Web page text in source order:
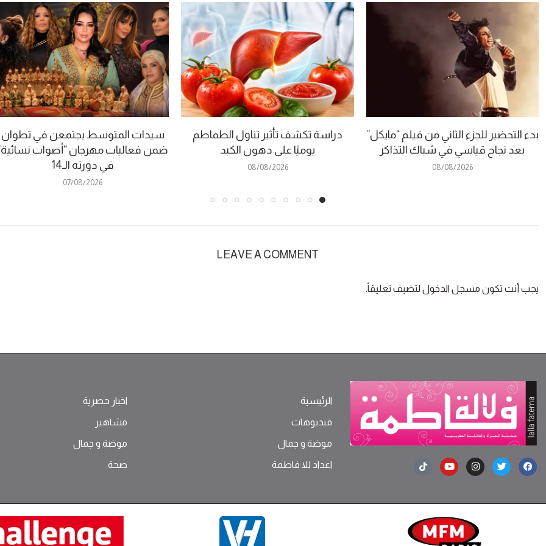
بدء التحضير للجزء الثاني من فيلم “مايكل”
بعد نجاح قياسي في شباك التذاكر
08/08/2026
دراسة تكشف تأثير تناول الطماطم
يوميًا على دهون الكبد
08/08/2026
سيدات المتوسط يجتمعن في تطوان
ضمن فعاليات مهرجان “أصوات
في دورته الـ14
07/08/2026
LEAVE A COMMENT
يجب أنت تكون مسجل الدخول لتضيف تعليقاً.
الرئيسية
فيديوهات
موضة ‫و‬ ‫‬‫جمال‬
اعداد للا فاطمة
اخبار حصرية
مشاهير
موضة ‫و‬ ‫‬‫جمال‬
صحة